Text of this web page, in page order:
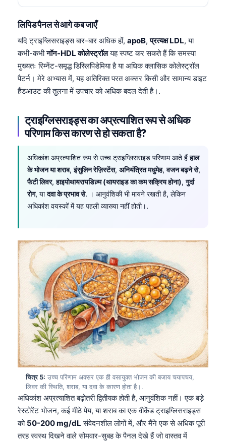
लिपिड पैनल से आगे कब जाएँ
यदि ट्राइग्लिसराइड्स बार-बार अधिक हों, apoB,प्रत्यक्ष LDL, या
कभी-कभीनॉन-HDL कोलेस्ट्रॉलयह स्पष्ट कर सकते हैं कि समस्या
मुख्यतः रिम्नेंट-समृद्ध डिस्लिपिडेमिया है या अधिक क्लासिक कोलेस्ट्रॉल
पैटर्न। मेरे अभ्यास में, यह अतिरिक्त परत अक्सर किसी और सामान्य डाइट
हैंडआउट की तुलना में उपचार को अधिक बदल देती है।.
ट्राइग्लिसराइड्स का अप्रत्याशित रूप से अधिक
परिणाम किस कारण से हो सकता है?
अधिकांश अप्रत्याशित रूप से उच्च ट्राइग्लिसराइड परिणाम आते हैंहाल
के भोजन या शराब,इंसुलिन रेज़िस्टेंस, अनियंत्रित मधुमेह,वजन बढ़ने से,
फैटी लिवर,हाइपोथायरायडिज़्म (थायराइड का कम सक्रिय होना),गुर्दा
रोग, यादवा के प्रभाव से. । आनुवंशिकी भी मायने रखती है, लेकिन
अधिकांश वयस्कों में यह पहली व्याख्या नहीं होती।.
चित्र 5: उच्च परिणाम अक्सर एक ही वसायुक्त भोजन की बजाय चयापचय,
लिवर की स्थिति, शराब, या दवा के कारण होता है।.
अधिकांश अप्रत्याशित बढ़ोतरी द्वितीयक होती है, आनुवंशिक नहीं। एक बड़े
रेस्टोरेंट भोजन, कई मीठे पेय, या शराब का एक वीकेंड ट्राइग्लिसराइड्स
को 50-200 mg/dL संवेदनशील लोगों में, और मैंने एक से अधिक पूरी
तरह स्वस्थ दिखने वाले सोमवार-सुबह के पैनल देखे हैं जो वास्तव में